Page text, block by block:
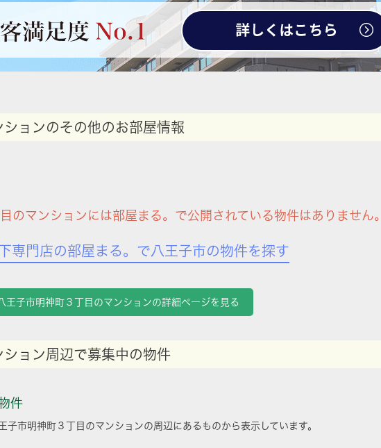
ョンのその他のお部屋情報
のマンションには部屋まる。で公開されている物件はありません。
専門店の部屋まる。で八王子市の物件を探す
王子市明神町３丁目のマンションの詳細ページを見る
ョン周辺で募集中の物件
件
市明神町３丁目のマンションの周辺にあるものから表示しています。